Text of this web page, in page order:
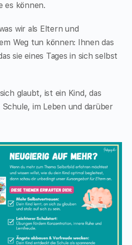
es können.
wir als Eltern und
Weg tun können: Ihnen das
sie eines Tages in sich selbst
glaubt, ist ein Kind, das
im Leben und darüber